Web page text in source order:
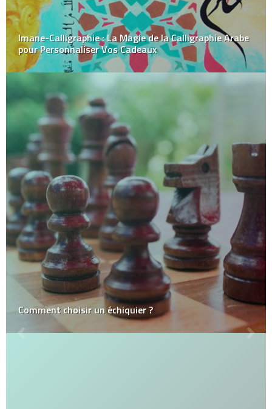
Imane-Calligraphie : La Magie de la Calligraphie Arabe
pour Personnaliser Vos Cadeaux
Comment choisir un échiquier ?